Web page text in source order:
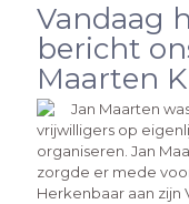
Vandaag
bericht
Maarten
Jan Maarten
vrijwilligers op
organiseren. Jan
zorgde er mede
Herkenbaar aan zijn